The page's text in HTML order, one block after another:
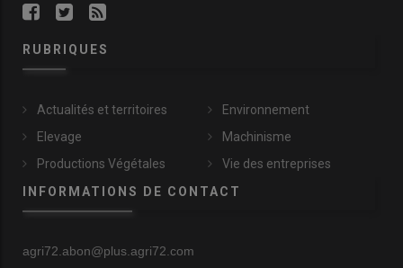
RUBRIQUES
Actualités et territoires
Elevage
Productions Végétales
Environnement
Machinisme
Vie des entreprises
INFORMATIONS DE CONTACT
agri72.abon@plus.agri72.com